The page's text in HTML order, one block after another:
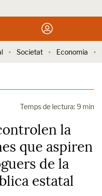
Societat Economia
Temps de lectura: 9 min
la
que aspiren
de la
estatal